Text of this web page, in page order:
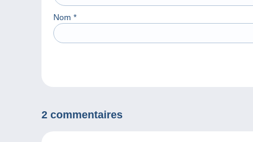
Nom *
2 commentaires